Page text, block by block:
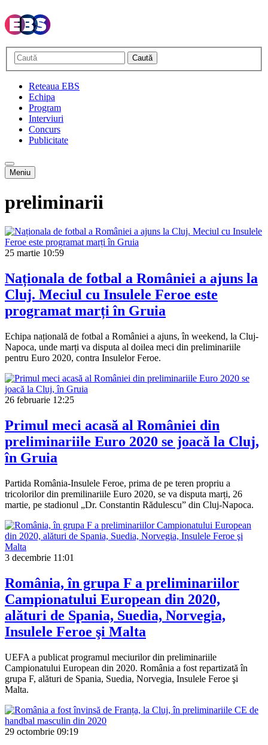
Caută
Reteaua EBS
Echipa
Program
Interviuri
Concurs
Publicitate
Meniu
preliminarii
25 martie 10:59
Naționala de fotbal a României a ajuns la
Cluj. Meciul cu Insulele Feroe este
programat marți în Gruia
Echipa națională de fotbal a României a ajuns, în weekend, la Cluj-
Napoca, unde marți va disputa al doilea meci din preliminariile
pentru Euro 2020, contra Insulelor Feroe.
26 februarie 12:25
Primul meci acasă al României din
preliminariile Euro 2020 se joacă la Cluj,
în Gruia
Partida România-Insulele Feroe, prima de pe teren propriu a
tricolorilor din premilinariile Euro 2020, se va disputa marți, 26
martie, pe stadionul „Dr. Constantin Rădulescu” din Cluj-Napoca.
3 decembrie 11:01
România, în grupa F a preliminariilor
Campionatului European din 2020,
alături de Spania, Suedia, Norvegia,
Insulele Feroe şi Malta
UEFA a publicat programul meciurilor din preliminariile
Campionatului European din 2020. România a fost repartizată în
grupa F, alături de Spania, Suedia, Norvegia, Insulele Feroe şi
Malta.
29 octombrie 09:19